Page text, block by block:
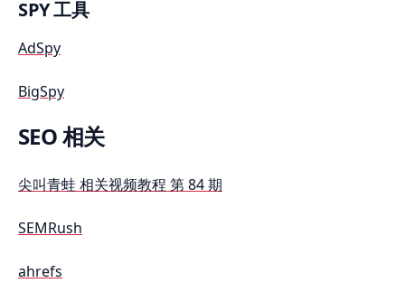
SPY 工具
AdSpy
BigSpy
SEO 相关
尖叫青蛙相关视频教程 第 84 期
SEMRush
ahrefs